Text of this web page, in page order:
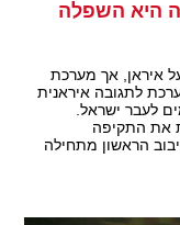
היא השפלה
איראן, אך מערכת
לתגובה איראנית
לעבר ישראל.
את התקיפה
הראשון מתחילה